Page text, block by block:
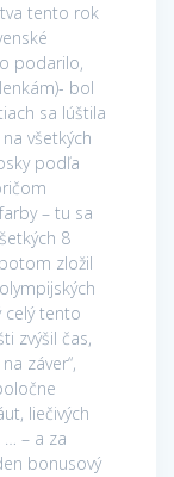
tento rok
podarilo,
bol
sa lúštila
všetkých
podľa
– tu sa
8
zložil
celý tento
zvýšil čas,
záver“,
liečivých
– a za
bonusový